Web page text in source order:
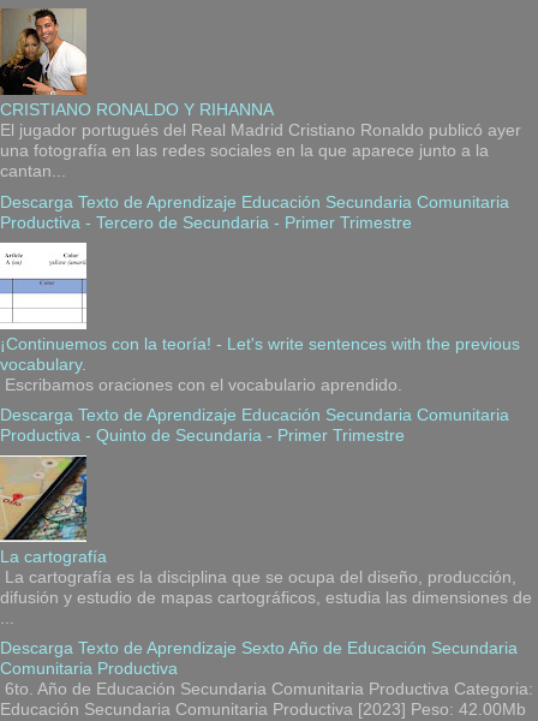
CRISTIANO RONALDO Y RIHANNA
El jugador portugués del Real Madrid Cristiano Ronaldo publicó ayer
una fotografía en las redes sociales en la que aparece junto a la
cantan...
Descarga Texto de Aprendizaje Educación Secundaria Comunitaria
Productiva - Tercero de Secundaria - Primer Trimestre
¡Continuemos con la teoría! - Let's write sentences with the previous
vocabulary.
Escribamos oraciones con el vocabulario aprendido.
Descarga Texto de Aprendizaje Educación Secundaria Comunitaria
Productiva - Quinto de Secundaria - Primer Trimestre
La cartografía
La cartografía es la disciplina que se ocupa del diseño, producción,
difusión y estudio de mapas cartográficos, estudia las dimensiones de
Descarga Texto de Aprendizaje Sexto Año de Educación Secundaria
Comunitaria Productiva
6to. Año de Educación Secundaria Comunitaria Productiva Categoria:
Educación Secundaria Comunitaria Productiva [2023] Peso: 42.00Mb